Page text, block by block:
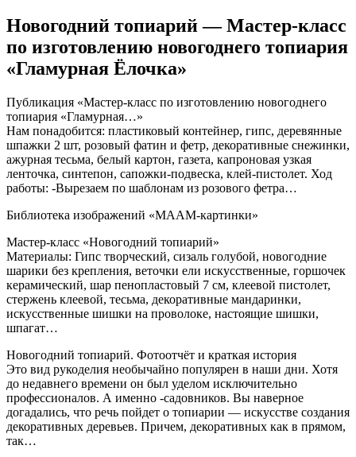
Новогодний топиарий — Мастер-класс
по изготовлению новогоднего топиария
«Гламурная Ёлочка»
Публикация «Мастер-класс по изготовлению новогоднего
топиария «Гламурная…»
Нам понадобится: пластиковый контейнер, гипс, деревянные
шпажки 2 шт, розовый фатин и фетр, декоративные снежинки,
ажурная тесьма, белый картон, газета, капроновая узкая
ленточка, синтепон, сапожки-подвеска, клей-пистолет. Ход
работы: -Вырезаем по шаблонам из розового фетра…
Библиотека изображений «МААМ-картинки»
Мастер-класс «Новогодний топиарий»
Материалы: Гипс творческий, сизаль голубой, новогодние
шарики без крепления, веточки ели искусственные, горшочек
керамический, шар пенопластовый 7 см, клеевой пистолет,
стержень клеевой, тесьма, декоративные мандаринки,
искусственные шишки на проволоке, настоящие шишки,
шпагат…
Новогодний топиарий. Фотоотчёт и краткая история
Это вид рукоделия необычайно популярен в наши дни. Хотя
до недавнего времени он был уделом исключительно
профессионалов. А именно -садовников. Вы наверное
догадались, что речь пойдет о топиарии — искусстве создания
декоративных деревьев. Причем, декоративных как в прямом,
так…